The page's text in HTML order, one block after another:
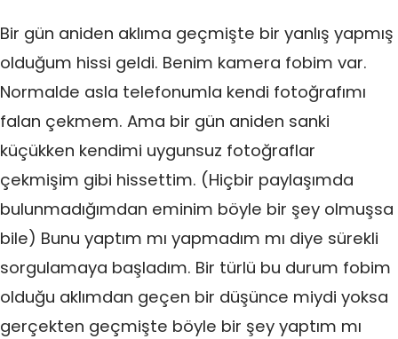
Bir gün aniden aklıma geçmişte bir yanlış yapmış
olduğum hissi geldi. Benim kamera fobim var.
Normalde asla telefonumla kendi fotoğrafımı
falan çekmem. Ama bir gün aniden sanki
küçükken kendimi uygunsuz fotoğraflar
çekmişim gibi hissettim. (Hiçbir paylaşımda
bulunmadığımdan eminim böyle bir şey olmuşsa
bile) Bunu yaptım mı yapmadım mı diye sürekli
sorgulamaya başladım. Bir türlü bu durum fobim
olduğu aklımdan geçen bir düşünce miydi yoksa
gerçekten geçmişte böyle bir şey yaptım mı